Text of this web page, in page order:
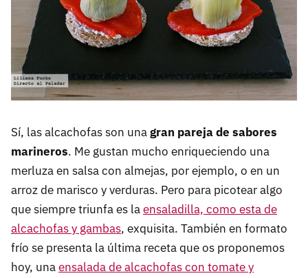
Sí, las alcachofas son unagran pareja de sabores
marineros. Me gustan mucho enriqueciendo una
merluza en salsa con almejas, por ejemplo, o en un
arroz de marisco y verduras. Pero para picotear algo
que siempre triunfa es laensaladilla, como esta de
alcachofas y gambas, exquisita. También en formato
frío se presenta la última receta que os proponemos
hoy, unaensalada de alcachofas con tomate y